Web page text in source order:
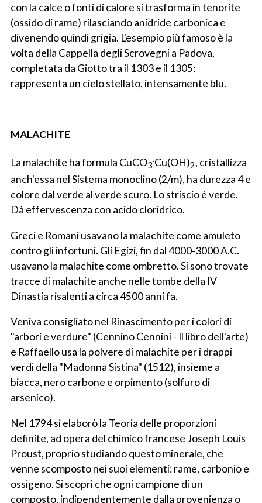
con la calce o fonti di calore si trasforma in tenorite
(ossido di rame) rilasciando anidride carbonica e
divenendo quindi grigia. L'esempio più famoso è la
volta della Cappella degli Scrovegni a Padova,
completata da Giotto tra il 1303 e il 1305:
rappresenta un cielo stellato, intensamente blu.
MALACHITE
La malachite ha formula CuCO3
.Cu(OH)2, cristallizza
anch'essa nel Sistema monoclino (2/m), ha durezza 4 e
colore dal verde al verde scuro. Lo striscio è verde.
Dà effervescenza con acido cloridrico.
Greci e Romani usavano la malachite come amuleto
contro gli infortuni. Gli Egizi, fin dal 4000-3000 A.C.
usavano la malachite come ombretto. Si sono trovate
tracce di malachite anche nelle tombe della IV
Dinastia risalenti a circa 4500 anni fa.
Veniva consigliato nel Rinascimento per i colori di
"arbori e verdure" (Cennino Cennini - Il libro dell'arte)
e Raffaello usa la polvere di malachite per i drappi
verdi della "Madonna Sistina" (1512), insieme a
biacca, nero carbone e orpimento (solfuro di
arsenico).
Nel 1794 si elaborò la Teoria delle proporzioni
definite, ad opera del chimico francese Joseph Louis
Proust, proprio studiando questo minerale, che
venne scomposto nei suoi elementi: rame, carbonio e
ossigeno. Si scoprì che ogni campione di un
composto, indipendentemente dalla provenienza o